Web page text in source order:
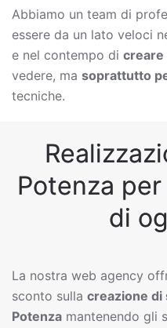
Abbiamo un team di
essere da un lato veloci
e nel contempo di creare
vedere, ma soprattutto
tecniche.
Potenza
di
La nostra web agency
sconto sulla creazione di
Potenza mantenendo gli